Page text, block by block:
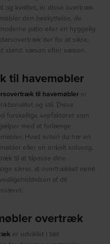
og kvalitet, er disse overtræk
den beskyttelse, de
patio eller en hyggelig
der for at sikre,
stand, sæson efter sæson.
til havemøbler
til havemøbler er
og stil. Disse
forskellige vejrfaktorer som
med at forlænge
Hvad enten du har en
eller en enkelt solseng,
til at tilpasse dine
sikrer, at overtrækket nemt
af dit
overtræk
er udviklet i tæt